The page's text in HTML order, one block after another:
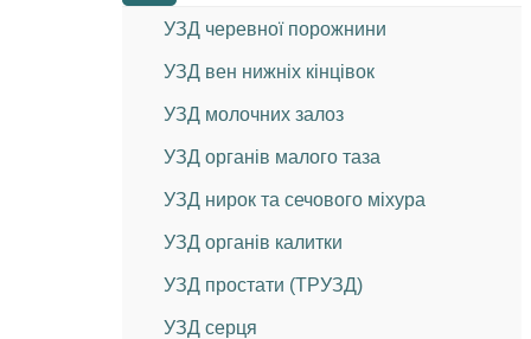
УЗД черевної порожнини
УЗД вен нижніх кінцівок
УЗД молочних залоз
УЗД органів малого таза
УЗД нирок та сечового міхура
УЗД органів калитки
УЗД простати (ТРУЗД)
УЗД серця